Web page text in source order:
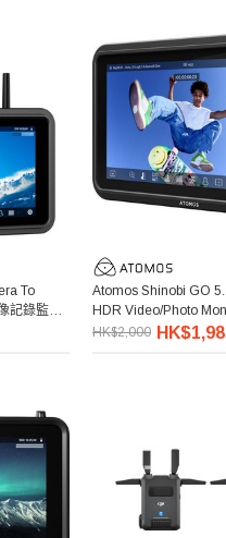
To
記錄監視
Atomos Shinobi GO
HDR Video/Photo
HK$2,000